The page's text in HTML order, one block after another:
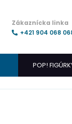
Zákaznícka linka
+421 904 068
POP!